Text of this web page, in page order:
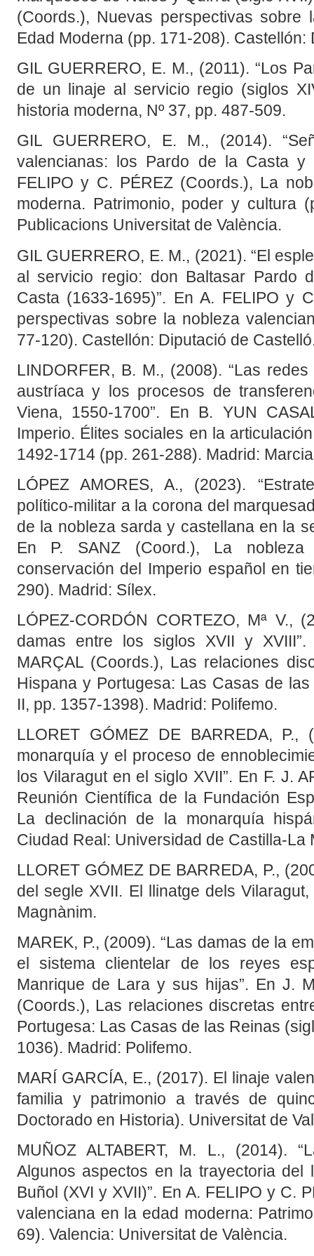
(Coords.), Nuevas perspectivas
Edad Moderna (pp. 171-208). Castellón:
GIL GUERRERO, E. M., (2011). “Los
de un linaje al servicio regio (siglos
historia moderna, Nº 37, pp. 487-509.
GIL GUERRERO, E. M., (2014).
valencianas: los Pardo de la Casta y
FELIPO y C. PÉREZ (Coords.), La
moderna. Patrimonio, poder y cultura
Publicacions Universitat de València.
GIL GUERRERO, E. M., (2021). “El
al servicio regio: don Baltasar Pardo
Casta (1633-1695)”. En A. FELIPO y
perspectivas sobre la nobleza
77-120). Castellón: Diputació de
LINDORFER, B. M., (2008). “Las
austríaca y los procesos de
Viena, 1550-1700”. En B. YUN
Imperio. Élites sociales en la
1492-1714 (pp. 261-288). Madrid:
LÓPEZ AMORES, A., (2023).
político-militar a la corona del
de la nobleza sarda y castellana en la
En P. SANZ (Coord.), La
conservación del Imperio español en
290). Madrid: Sílex.
LÓPEZ-CORDÓN CORTEZO, Mª V.,
damas entre los siglos XVII y
MARÇAL (Coords.), Las relaciones
Hispana y Portugesa: Las Casas de
II, pp. 1357-1398). Madrid: Polifemo.
LLORET GÓMEZ DE BARREDA,
monarquía y el proceso de
los Vilaragut en el siglo XVII”. En F. J.
Reunión Científica de la Fundación
La declinación de la monarquía
Ciudad Real: Universidad de Castilla-La
LLORET GÓMEZ DE BARREDA, P.,
del segle XVII. El llinatge dels
Magnànim.
MAREK, P., (2009). “Las damas de la
el sistema clientelar de los reyes
Manrique de Lara y sus hijas”. En J.
(Coords.), Las relaciones discretas
Portugesa: Las Casas de las Reinas
1036). Madrid: Polifemo.
MARÍ GARCÍA, E., (2017). El linaje
familia y patrimonio a través de
Doctorado en Historia). Universitat de
MUÑOZ ALTABERT, M. L., (2014).
Algunos aspectos en la trayectoria del
Buñol (XVI y XVII)”. En A. FELIPO y C.
valenciana en la edad moderna:
69). Valencia: Universitat de València.